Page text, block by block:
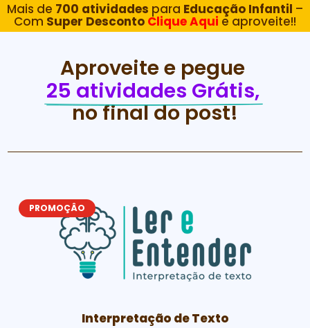
Mais de 700 atividades para Educação Infantil –
Com Super Desconto Clique Aqui e aproveite!!
Aproveite e pegue
25 atividades Grátis,
no final do post!
PROMOÇÂO
Interpretação de Texto